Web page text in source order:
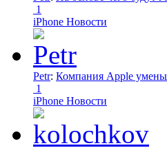
1
iPhone Новости
Petr: Компания Apple
1
iPhone Новости